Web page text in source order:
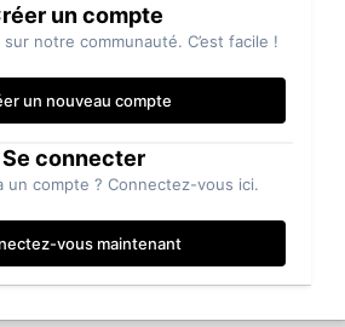
un compte
notre communauté. C’est facile !
un nouveau compte
Se connecter
un compte ? Connectez-vous ici.
vous maintenant